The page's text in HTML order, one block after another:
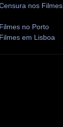
nos Filmes
Filmes no Porto
Filmes em Lisboa